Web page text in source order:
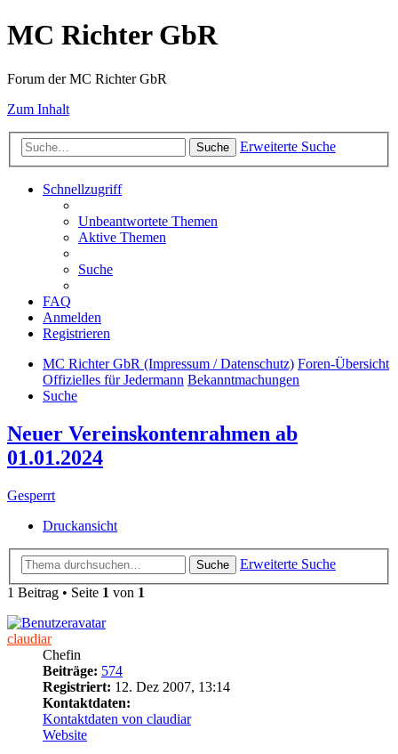
MC Richter GbR
Forum der MC Richter GbR
Zum Inhalt
Suche Erweiterte Suche
Schnellzugriff
Unbeantwortete Themen
Aktive Themen
Suche
FAQ
Anmelden
Registrieren
MC Richter GbR (Impressum / Datenschutz) Foren-Übersicht
Offizielles für Jedermann Bekanntmachungen
Suche
Neuer Vereinskontenrahmen ab
01.01.2024
Gesperrt
Druckansicht
Suche
Erweiterte Suche
1 Beitrag • Seite 1 von 1
claudiar
Chefin
Beiträge: 574
Registriert: 12. Dez 2007, 13:14
Kontaktdaten:
Kontaktdaten von claudiar
Website